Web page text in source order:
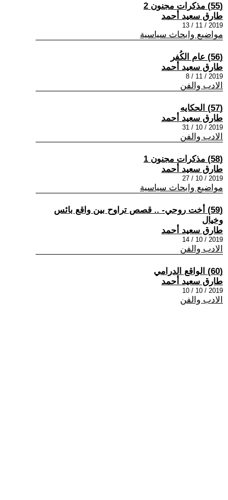
(55) مذكرات مجنون 2
طارق سعيد أحمد
2019 / 11 / 13
مواضيع وابحاث سياسية
(56) عام الكُفر
طارق سعيد أحمد
2019 / 11 / 8
الادب والفن
(57) الحكايه
طارق سعيد أحمد
2019 / 10 / 31
الادب والفن
(58) مذكرات مجنون 1
طارق سعيد أحمد
2019 / 10 / 27
مواضيع وابحاث سياسية
(59) أخت روحي- .. قصص تراوح بين واقع بائس
وخيال
طارق سعيد أحمد
2019 / 10 / 14
الادب والفن
(60) الواقع الدرامي
طارق سعيد أحمد
2019 / 10 / 10
الادب والفن